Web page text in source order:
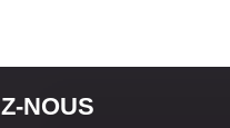
NOUS